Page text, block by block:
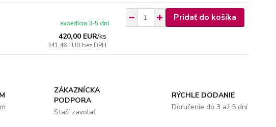
420,00 EUR/ks
341,46 EUR bez DPH
expedícia 3-5 dní
Pridať do košíka
ZÁKAZNÍCKA
PODPORA
Stačí zavolať
RÝCHLE DODANIE
Doručenie do 3 až 5 dní